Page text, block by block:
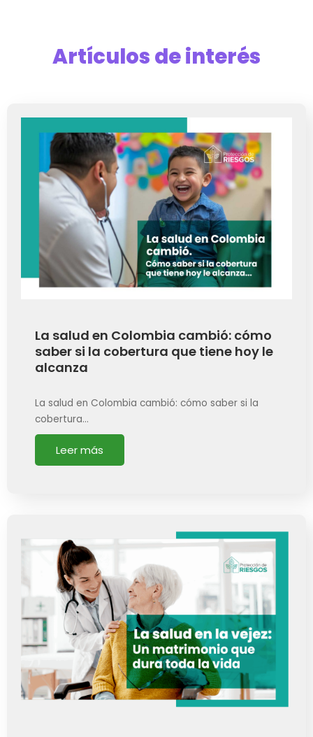
Artículos de interés
La salud en Colombia cambió: cómo
saber si la cobertura que tiene hoy le
alcanza
La salud en Colombia cambió: cómo saber si la
cobertura…
Leer más